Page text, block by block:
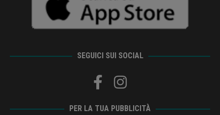
SEGUICI SUI SOCIAL
PER LA TUA PUBBLICITÀ